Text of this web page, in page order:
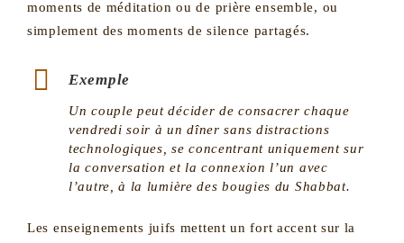
moments de méditation ou de prière ensemble, ou
simplement des moments de silence partagés.
Exemple
Un couple peut décider de consacrer chaque
vendredi soir à un dîner sans distractions
technologiques, se concentrant uniquement sur
la conversation et la connexion l’un avec
l’autre, à la lumière des bougies du Shabbat​.
Les enseignements juifs mettent un fort accent sur la